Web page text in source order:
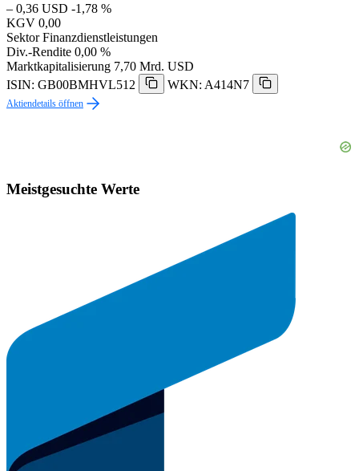
– 0,36 USD -1,78 %
KGV 0,00
Sektor Finanzdienstleistungen
Div.-Rendite 0,00 %
Marktkapitalisierung 7,70 Mrd. USD
ISIN: GB00BMHVL512
WKN: A414N7
Aktiendetails öffnen
Meistgesuchte Werte